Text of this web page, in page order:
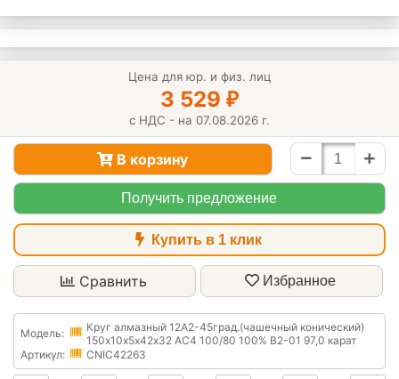
Цена для юр. и физ. лиц
3 529 ₽
с НДС - на 07.08.2026 г.
В корзину
Получить предложение
Купить в 1 клик
Сравнить Избранное
Модель:
Круг алмазный 12А2-45град.(чашечный конический)
150х10х5х42х32 АС4 100/80 100% В2-01 97,0 карат
Артикул:
CNIC42263